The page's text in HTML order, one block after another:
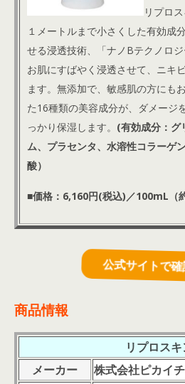
リプロ
１メートルまで小さくした有効成
せる浸透技術、「ナノBテクノロ
お肌にすばやく浸透させて、ニキ
ます。 無添加で、敏感肌の方にも
た16種類の美容成分が、ダメージ
っかり保湿します。 (有効成分：グ
ム、プラセンタ、水溶性コラーゲ
酸）
■価格：6,160円(税込)／100mL（
公式サイトで
商品情報
リプロス
メーカー
株式会社ピカイチ